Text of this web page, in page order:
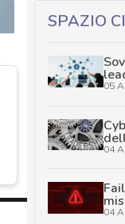
SPAZIO
05
04
04